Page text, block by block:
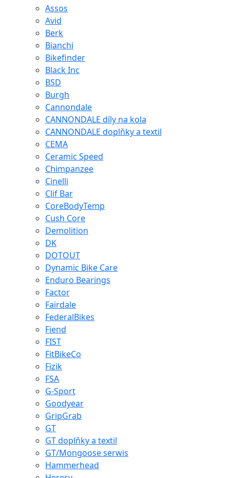
Assos
Avid
Berk
Bianchi
Bikefinder
Black Inc
BSD
Burgh
Cannondale
CANNONDALE díly na kola
CANNONDALE doplňky a textil
CEMA
Ceramic Speed
Chimpanzee
Cinelli
Clif Bar
CoreBodyTemp
Cush Core
Demolition
DK
DOTOUT
Dynamic Bike Care
Enduro Bearings
Factor
Fairdale
FederalBikes
Fiend
FIST
FitBikeCo
Fizik
FSA
G-Sport
Goodyear
GripGrab
GT
GT doplňky a textil
GT/Mongoose serwis
Hammerhead